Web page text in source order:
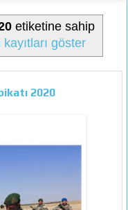
etiketine sahip
göster
2020